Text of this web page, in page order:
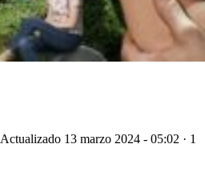
Actualizado 13 marzo 2024 - 05:02 · 1